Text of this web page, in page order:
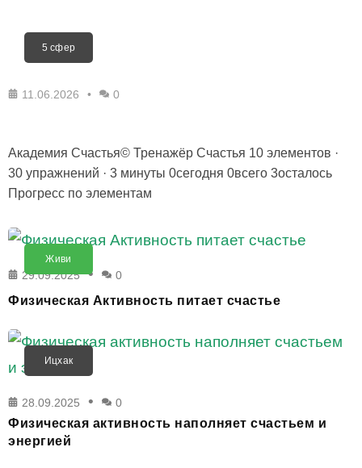
5 сфер
11.06.2026 0
Академия Счастья© Тренажёр Счастья 10 элементов ·
30 упражнений · 3 минуты 0сегодня 0всего 3осталось
Прогресс по элементам
Живи
29.09.2025 0
Физическая Активность питает счастье
Ицхак
28.09.2025 0
Физическая активность наполняет счастьем и
энергией